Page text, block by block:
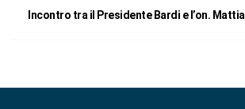
Incontro tra il Presidente Bardi e l’on. Mattia